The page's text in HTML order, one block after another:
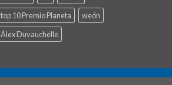
top 10 Premio Planeta
weón
Álex Duvauchelle